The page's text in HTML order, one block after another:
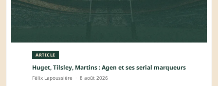
ARTICLE
Huget, Tilsley, Martins : Agen et ses serial marqueurs
Félix Lapoussière · 8 août 2026